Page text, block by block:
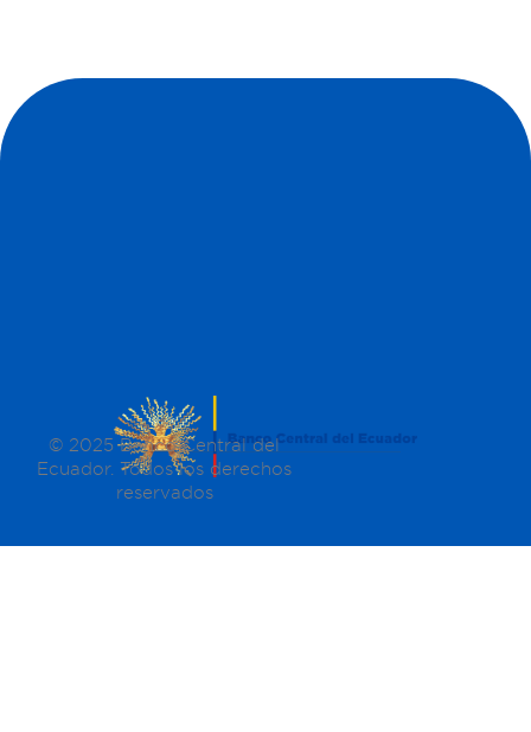
© 2025 Banco Central del
Ecuador. Todos los derechos
reservados